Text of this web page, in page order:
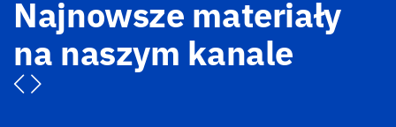
Najnowsze materiały
na naszym kanale